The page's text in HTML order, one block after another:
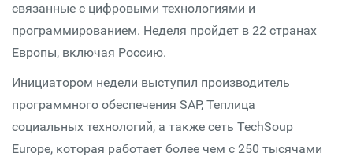
связанные с цифровыми технологиями и
программированием. Неделя пройдет в 22 странах
Европы, включая Россию.
Инициатором недели выступил производитель
программного обеспечения SAP, Теплица
социальных технологий, а также сеть TechSoup
Europe, которая работает более чем с 250 тысячами